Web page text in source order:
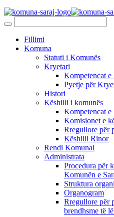
Fillimi
Komuna
Statuti i Komunës
Kryetari
Kompetencat
Pyetje për
Histori
Këshilli i komunës
Kompetencat
Komisionet e
Rregullore për
Këshilli Rinor
Rendi Komunal
Administrata
Procedura për
Komunën e
Struktura
Organogram
Rregullore për
brendhsme të